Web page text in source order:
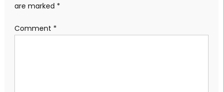
are marked *
Comment *